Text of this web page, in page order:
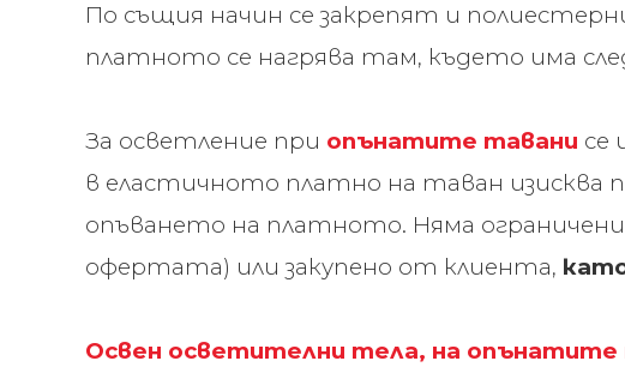
По същия начин се закрепят и
платното се нагрява там, където има
За осветление при опънатите тавани се
в еластичното платно на таван
опъването на платното. Няма
офертата) или закупено от клиента,
Освен осветителни тела, на